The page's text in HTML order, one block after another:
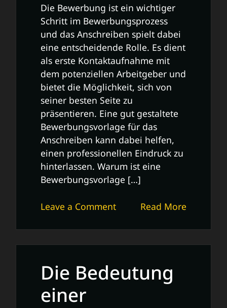
Die Bewerbung ist ein wichtiger
Schritt im Bewerbungsprozess
und das Anschreiben spielt dabei
eine entscheidende Rolle. Es dient
als erste Kontaktaufnahme mit
dem potenziellen Arbeitgeber und
bietet die Möglichkeit, sich von
seiner besten Seite zu
präsentieren. Eine gut gestaltete
Bewerbungsvorlage für das
Anschreiben kann dabei helfen,
einen professionellen Eindruck zu
hinterlassen. Warum ist eine
Bewerbungsvorlage […]
Read More
Leave a Commenton
Vorlage
für
überzeugendes
Bewerbungsanschreiben
Die Bedeutung
einer